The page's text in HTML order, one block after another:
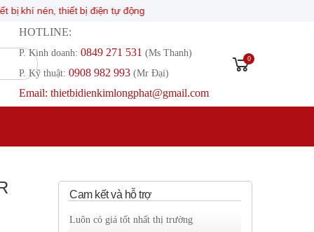
thiết bị điện tự động
HOTLINE:
P. Kinh doanh: 0849 271 531 (Ms Thanh)
P. Kỹ thuật: 0908 982 993​ (Mr Đại)
Email: thietbidienkimlongphat@gmail.com
0
Cam kết và hỗ trợ
Luôn có giá tốt nhất thị trường